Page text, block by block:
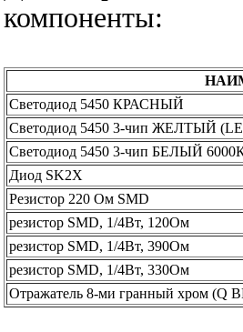
компоненты:
Светодиод 5450 КРАСНЫЙ
Светодиод 5450 3-чип ЖЕЛТЫЙ
Светодиод 5450 3-чип БЕЛЫЙ
Диод SK2X
Резистор 220 Ом SMD
резистор SMD, 1/4Вт, 120Ом
резистор SMD, 1/4Вт, 390Ом
резистор SMD, 1/4Вт, 330Ом
Отражатель 8-ми гранный хром (Q